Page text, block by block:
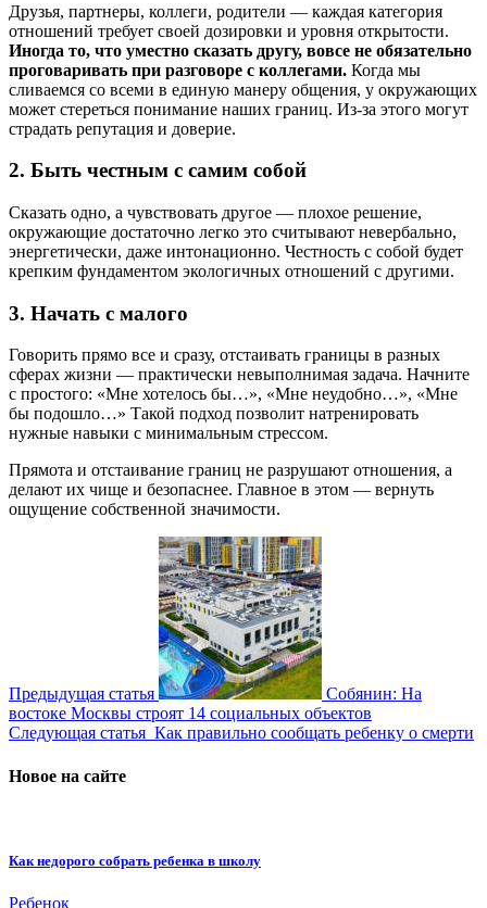
Друзья, партнеры, коллеги, родители — каждая категория
отношений требует своей дозировки и уровня открытости.
Иногда то, что уместно сказать другу, вовсе не обязательно
проговаривать при разговоре с коллегами. Когда мы
сливаемся со всеми в единую манеру общения, у окружающих
может стереться понимание наших границ. Из-за этого могут
страдать репутация и доверие.
2. Быть честным с самим собой
Сказать одно, а чувствовать другое — плохое решение,
окружающие достаточно легко это считывают невербально,
энергетически, даже интонационно. Честность с собой будет
крепким фундаментом экологичных отношений с другими.
3. Начать с малого
Говорить прямо все и сразу, отстаивать границы в разных
сферах жизни — практически невыполнимая задача. Начните
с простого: «Мне хотелось бы…», «Мне неудобно…», «Мне
бы подошло…» Такой подход позволит натренировать
нужные навыки с минимальным стрессом.
Прямота и отстаивание границ не разрушают отношения, а
делают их чище и безопаснее. Главное в этом — вернуть
ощущение собственной значимости.
Предыдущая статья
Собянин: На
востоке Москвы строят 14 социальных объектов
Следующая статья Как правильно сообщать ребенку о смерти
Новое на сайте
Как недорого собрать ребенка в школу
Ребенок